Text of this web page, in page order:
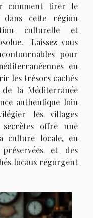
comment tirer le
cette région
culturelle et
Laissez-vous
pour
en
les trésors cachés
la Méditerranée
authentique loin
les villages
offre une
culture locale, en
et des
locaux regorgent